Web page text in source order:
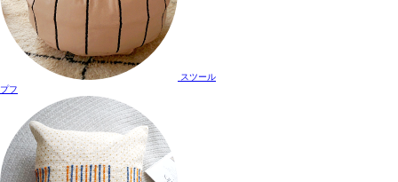
スツール
プフ